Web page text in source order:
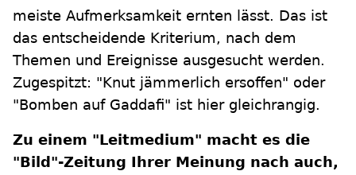
meiste Aufmerksamkeit ernten lässt. Das ist
das entscheidende Kriterium, nach dem
Themen und Ereignisse ausgesucht werden.
Zugespitzt: "Knut jämmerlich ersoffen" oder
"Bomben auf Gaddafi" ist hier gleichrangig.
Zu einem "Leitmedium" macht es die
"Bild"-Zeitung Ihrer Meinung nach auch,